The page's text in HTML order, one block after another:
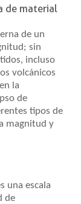
de material
de un
sin
incluso
volcánicos
la
de
tipos de
magnitud y
una escala
de